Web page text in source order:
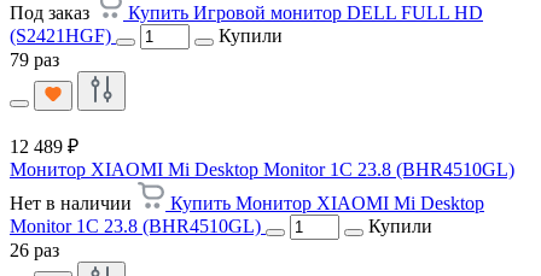
Под заказ
Купить Игровой монитор DELL FULL HD
(S2421HGF)
Купили
79 раз
12 489 ₽
Монитор XIAOMI Mi Desktop Monitor 1C 23.8 (BHR4510GL)
Нет в наличии
Купить Монитор XIAOMI Mi Desktop
Monitor 1C 23.8 (BHR4510GL)
Купили
26 раз